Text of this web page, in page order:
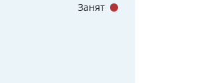
Занят